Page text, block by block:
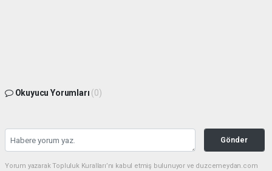
Okuyucu Yorumları (0)
Gönder
Yorum yazarak Topluluk Kuralları’nı kabul etmiş bulunuyor ve duzcemeydan.com